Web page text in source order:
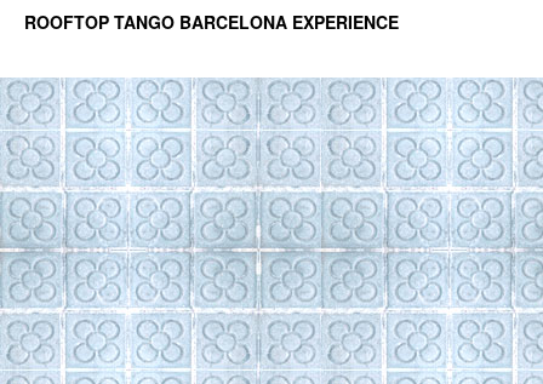
ROOFTOP TANGO BARCELONA EXPERIENCE